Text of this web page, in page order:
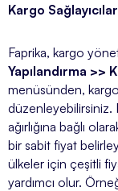
Kargo
Faprika, kargo
Yapılandırma >>
menüsünden, kargo
düzenleyebilirsiniz.
ağırlığına bağlı
bir sabit fiyat
ülkeler için çeşitli
yardımcı olur.